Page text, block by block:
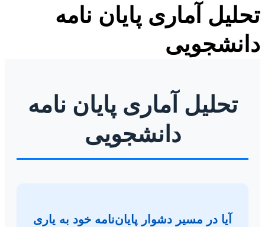
آماری پایان نامه
تحلیل آماری پایان نامه
دانشجویی
آیا در مسیر دشوار پایان‌نامه خود به یاری